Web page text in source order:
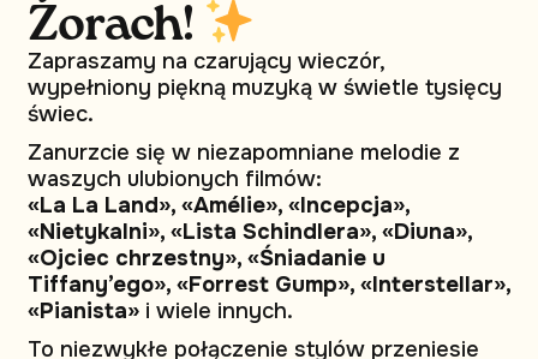
Żorach!
Zapraszamy na czarujący wieczór,
wypełniony piękną muzyką w świetle tysięcy
świec.
Zanurzcie się w niezapomniane melodie z
waszych ulubionych filmów:
«La La Land», «Amélie», «Incepcja»,
«Nietykalni», «Lista Schindlera», «Diuna»,
«Ojciec chrzestny», «Śniadanie u
Tiffany’ego», «Forrest Gump», «Interstellar»,
«Pianista»i wiele innych.
To niezwykłe połączenie stylów przeniesie